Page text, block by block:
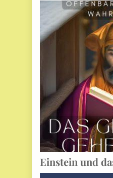
Einstein und